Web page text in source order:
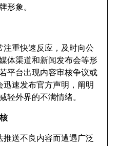
形象。
注重快速反应，及时向公
体渠道和新闻发布会等形
平台出现内容审核争议或
迅速发布官方声明，阐明
轻外界的不满情绪。
推送不良内容而遭遇广泛